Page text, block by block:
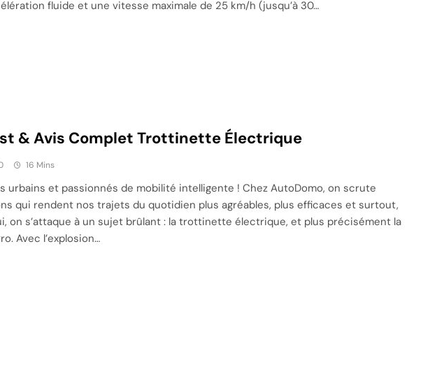
fluide et une vitesse maximale de 25 km/h (jusqu’à 30…
& Avis Complet Trottinette Électrique
16 Mins
urbains et passionnés de mobilité intelligente ! Chez AutoDomo, on scrute
qui rendent nos trajets du quotidien plus agréables, plus efficaces et surtout,
on s’attaque à un sujet brûlant : la trottinette électrique, et plus précisément la
Avec l’explosion…